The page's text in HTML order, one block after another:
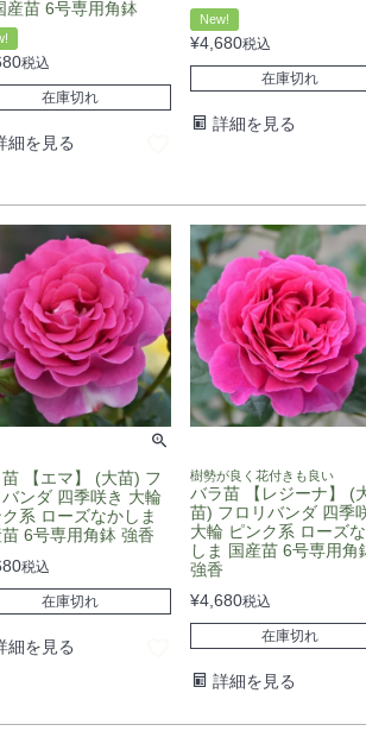
産苗 6号専用角鉢
税込
在庫切れ
細を見る
New!
¥4,680税込
在庫切れ
詳細を見る
【エマ】 (大苗) フ
バンダ 四季咲き 大輪
ク系 ローズなかしま
苗 6号専用角鉢 強香
税込
在庫切れ
細を見る
樹勢が良く花付きも良い
バラ苗 【レジーナ】 (
苗) フロリバンダ 四季
大輪 ピンク系 ローズ
しま 国産苗 6号専用角
強香
¥4,680税込
在庫切れ
詳細を見る